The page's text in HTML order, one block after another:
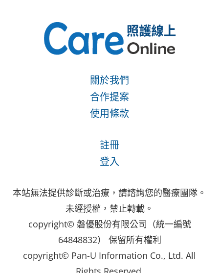
關於我們
合作提案
使用條款
註冊
登入
本站無法提供診斷或治療，請諮詢您的醫療團隊。
未經授權，禁止轉載。
copyright© 磐優股份有限公司（統一編號
64848832） 保留所有權利
copyright© Pan-U Information Co., Ltd. All